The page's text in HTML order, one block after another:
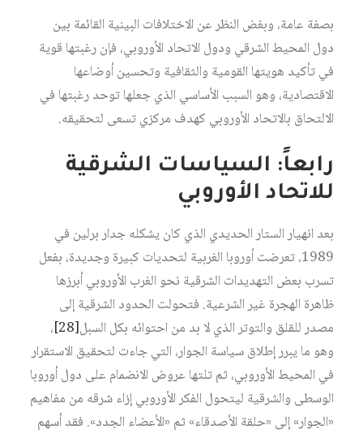
بصفة عامة، وبغض النظر عن الاختلافات البينية القائمة بين
دول المحيط الشرقي ودول الاتحاد الأوروبي، فإن رغبتها قوية
في تأكيد هويتها القومية والثقافية وتحسين أوضاعها
الاقتصادية، وهو السبب الأساسي الذي جعلها توحد رغبتها في
الالتحاق بالاتحاد الأوروبي كهدف مركزي تسعى لتحقيقه.
رابعاً: السياسات الشرقية
للاتحاد الأوروبي
بعد انهيار الستار الحديدي الذي كان يشكله جدار برلين في
1989، تعرضت أوروبا الغربية لتحديات كبيرة وجديدة، بفعل
تسرب بعض التهديدات الشرقية نحو الغرب الأوروبي أبرزها
ظاهرة الهجرة غير الشرعية. فتحولت الحدود الشرقية إلى
مصدر للقلق والتوتر الذي لا بد من احتوائه بكل السبل‏[28]
،
وهو ما يبرر إطلاق سياسة الجوار، التي جاءت لتحقيق الاستقرار
في المحيط الأوروبي، ثم تلتها عروض الانضمام على دول أوروبا
الوسطى والشرقية ليتحول الفكر الأوروبي إزاء شرقه من مفاهيم
«الجوار» إلى «حلقة الأصدقاء» ثم «الأعضاء الجدد». فقد أسهم